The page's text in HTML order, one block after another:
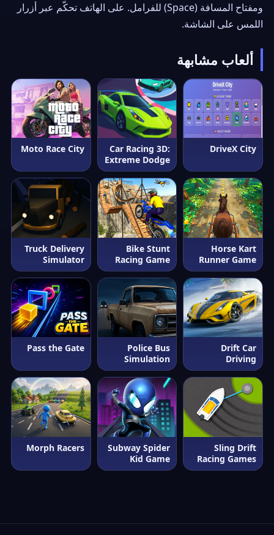
ومفتاح المسافة (Space) للفرامل. على الهاتف تحكّم عبر أزرار
اللمس على الشاشة.
ألعاب مشابهة
DriveX City
Car Racing 3D:
Extreme Dodge
Moto Race City
Horse Kart
Runner Game
Bike Stunt
Racing Game
Truck Delivery
Simulator
Drift Car
Driving
Police Bus
Simulation
Pass the Gate
Sling Drift
Racing Games
Subway Spider
Kid Game
Morph Racers